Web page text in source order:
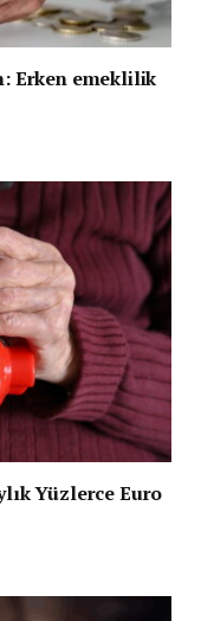
Erken emeklilik
Yüzlerce Euro